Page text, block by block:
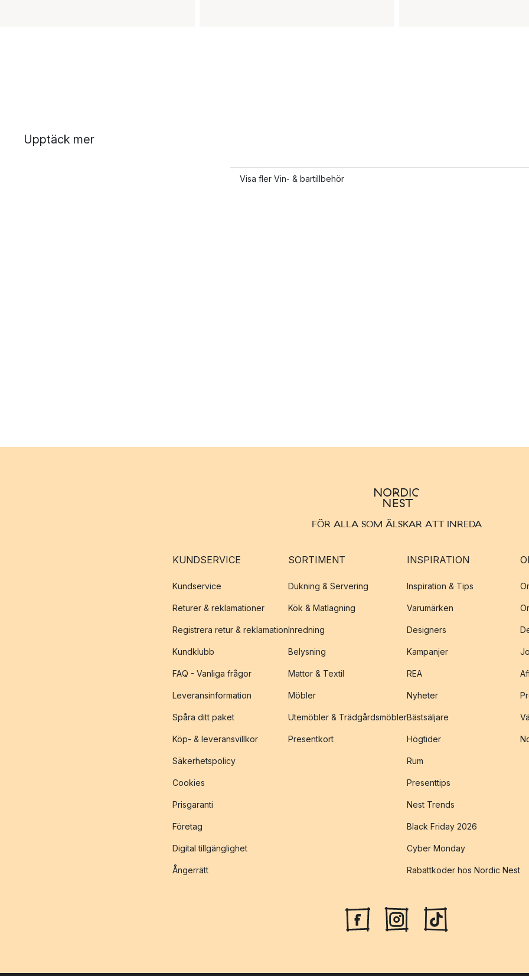
Upptäck mer
Visa fler Vin- & bartillbehör
FÖR ALLA SOM ÄLSKAR ATT INREDA
KUNDSERVICE
Kundservice
Returer & reklamationer
Registrera retur & reklamation
Kundklubb
FAQ - Vanliga frågor
Leveransinformation
Spåra ditt paket
Köp- & leveransvillkor
Säkerhetspolicy
Cookies
Prisgaranti
Företag
Digital tillgänglighet
Ångerrätt
SORTIMENT
Dukning & Servering
Kök & Matlagning
Inredning
Belysning
Mattor & Textil
Möbler
Utemöbler & Trädgårdsmöbler
Presentkort
INSPIRATION
Inspiration & Tips
Varumärken
Designers
Kampanjer
REA
Nyheter
Bästsäljare
Högtider
Rum
Presenttips
Nest Trends
Black Friday 2026
Cyber Monday
Rabattkoder hos Nordic Nest